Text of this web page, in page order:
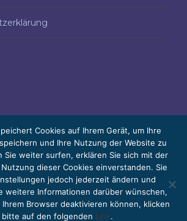
Gallardo, Bonequi y García,
S.C.
automatisch übersetzt. Die
kann je nach Sprache variieren.
Cookies auf Ihrem Gerät, um Ihre
und Ihre Nutzung der Website zu
Sie weiter surfen, erklären Sie sich mit der
dieser Cookies einverstanden. Sie
jedoch jederzeit ändern und
weitere Informationen darüber wünschen,
Browser deaktivieren können, klicken
bitte auf den folgenden Link.